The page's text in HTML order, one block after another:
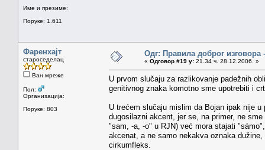
Име и презиме:
Поруке: 1.611
Фаренхајт
староседелац
Ван мреже
Пол:
Организација:
Поруке: 803
Одг: Правила доброг изговора
« Одговор #19 у: 21.34 ч. 28.12.2006. »
U prvom slučaju za razlikovanje padežnih
genitivnog znaka komotno sme upotrebiti i
U trećem slučaju mislim da Bojan ipak nije
dugosilazni akcent, jer se, na primer, ne
"sam, -a, -o" u RJN) već mora stajati
akcenat, a ne samo nekakva oznaka
cirkumfleks.